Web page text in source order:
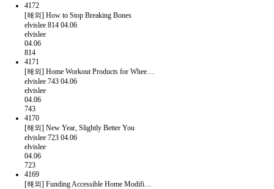
4172
[해외] How to Stop Breaking Bones
elvislee 814 04.06
elvislee
04.06
814
4171
[해외] Home Workout Products for Whee…
elvislee 743 04.06
elvislee
04.06
743
4170
[해외] New Year, Slightly Better You
elvislee 723 04.06
elvislee
04.06
723
4169
[해외] Funding Accessible Home Modifi…